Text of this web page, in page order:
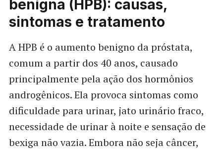
benigna (HPB): causas,
sintomas e tratamento
A HPB é o aumento benigno da próstata,
comum a partir dos 40 anos, causado
principalmente pela ação dos hormônios
androgênicos. Ela provoca sintomas como
dificuldade para urinar, jato urinário fraco,
necessidade de urinar à noite e sensação de
bexiga não vazia. Embora não seja câncer,